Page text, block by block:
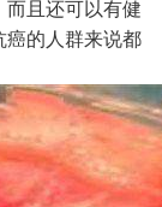
而且还可以有健
癌的人群来说都